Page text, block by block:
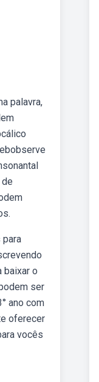
palavra,
baixar o
ser
ano com
oferecer
vocês